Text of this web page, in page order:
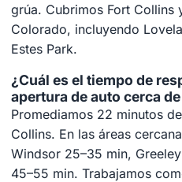
grúa. Cubrimos Fort Collins
Colorado, incluyendo
Estes Park.
¿Cuál es el tiempo de
apertura de auto cerca
Promediamos 22 minutos
Collins. En las áreas
Windsor 25–35 min,
45–55 min. Trabajamos